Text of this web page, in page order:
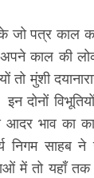
जो पत्र काल
काल की
मुंशी
भाव का
साहब ने
में तो यहाँ